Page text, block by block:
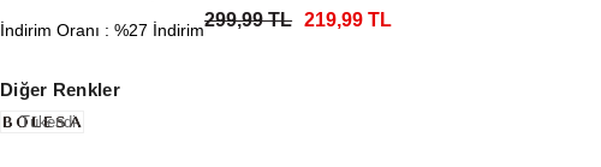
İndirim Oranı : %27 İndirim299,99 TL 219,99 TL
Diğer Renkler
Tükendi